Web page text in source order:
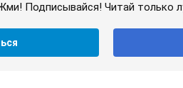
Подписывайся! Читай только